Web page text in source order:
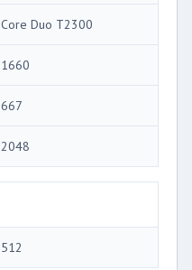
Core Duo T2300
1660
667
2048
512